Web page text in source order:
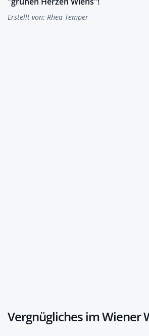
Erstellt von: Rhea Temper
Vergnügliches im Wiener